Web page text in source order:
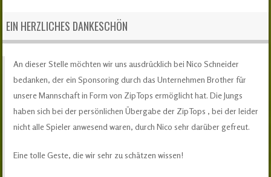
EIN HERZLICHES DANKESCHÖN
An dieser Stelle möchten wir uns ausdrücklich bei Nico Schneider
bedanken, der ein Sponsoring durch das Unternehmen Brother für
unsere Mannschaft in Form von ZipTops ermöglicht hat. Die Jungs
haben sich bei der persönlichen Übergabe der ZipTops , bei der leider
nicht alle Spieler anwesend waren, durch Nico sehr darüber gefreut.
Eine tolle Geste, die wir sehr zu schätzen wissen!